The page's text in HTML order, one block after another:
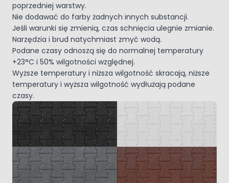
poprzedniej warstwy.
Nie dodawać do farby żadnych innych substancji.
Jeśli warunki się zmienią, czas schnięcia ulegnie zmianie.
Narzędzia i brud natychmiast zmyć wodą.
Podane czasy odnoszą się do normalnej temperatury
+23°C i 50% wilgotności względnej.
Wyższe temperatury i niższa wilgotność skracają, niższe
temperatury i wyższa wilgotność wydłużają podane
czasy.